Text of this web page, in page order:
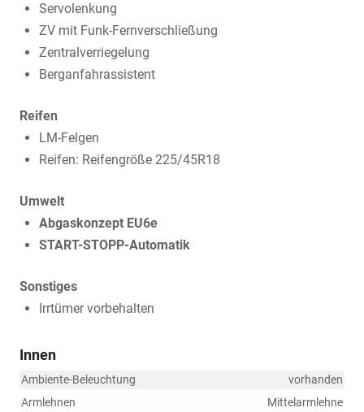
Servolenkung
ZV mit Funk-Fernverschließung
Zentralverriegelung
Berganfahrassistent
Reifen
LM-Felgen
Reifen: Reifengröße 225/45R18
Umwelt
Abgaskonzept EU6e
START-STOPP-Automatik
Sonstiges
Irrtümer vorbehalten
Innen
Ambiente-Beleuchtung
vorhanden
Armlehnen
Mittelarmlehne